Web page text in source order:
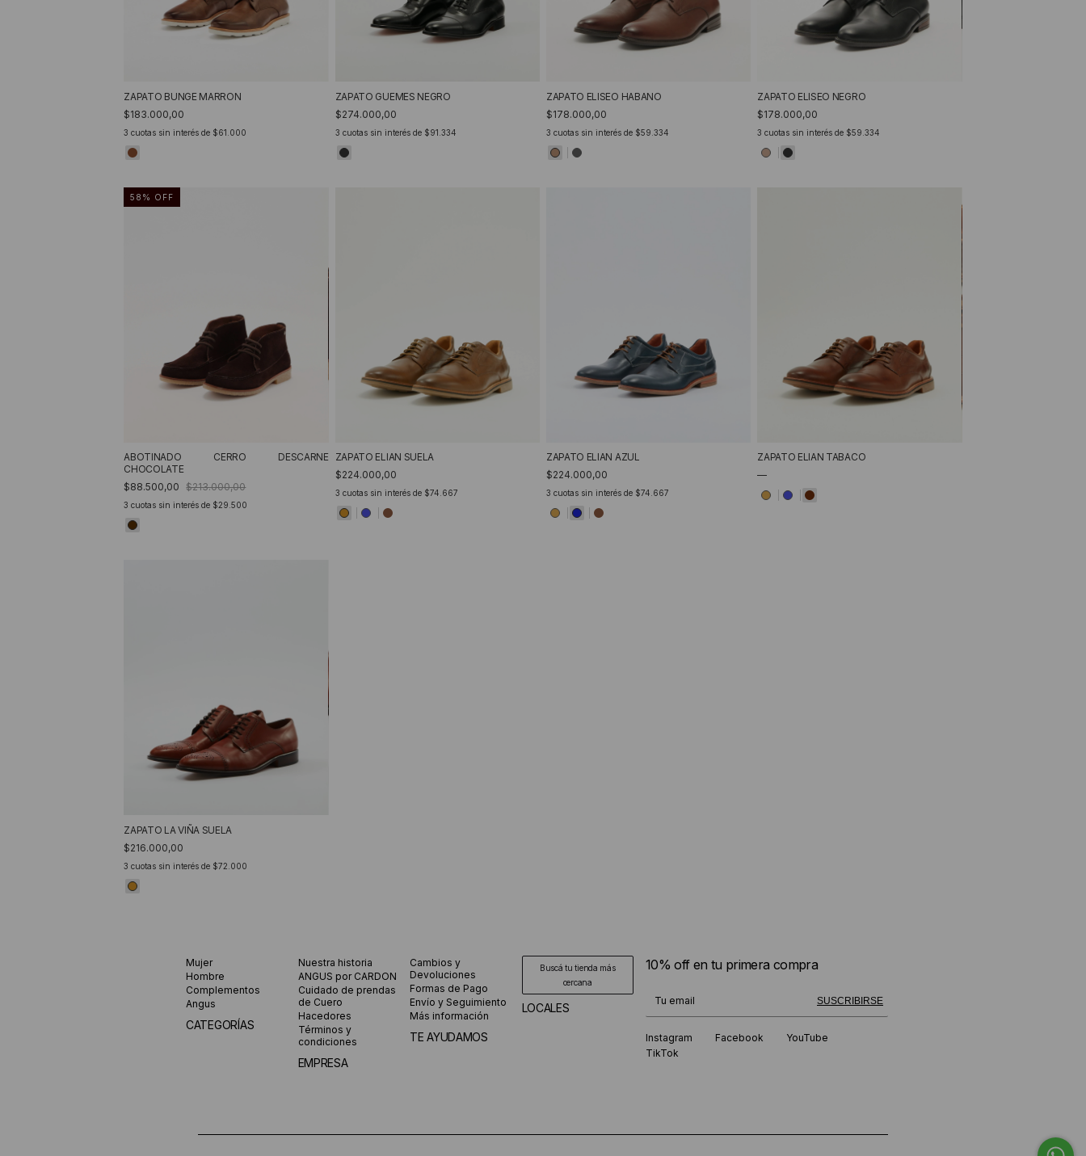
ZAPATO BUNGE MARRON
$183.000,00
3 cuotas sin interés de $61.000
ZAPATO GUEMES NEGRO
$274.000,00
3 cuotas sin interés de $91.334
ZAPATO ELISEO HABANO
$178.000,00
3 cuotas sin interés de $59.334
ZAPATO ELISEO NEGRO
$178.000,00
3 cuotas sin interés de $59.334
58 % OFF
ABOTINADO CERRO DESCARNE
CHOCOLATE
$88.500,00
$213.000,00
3 cuotas sin interés de $29.500
ZAPATO ELIAN SUELA
$224.000,00
3 cuotas sin interés de $74.667
ZAPATO ELIAN AZUL
$224.000,00
3 cuotas sin interés de $74.667
ZAPATO ELIAN TABACO
—
ZAPATO LA VIÑA SUELA
$216.000,00
3 cuotas sin interés de $72.000
Mujer
Hombre
Complementos
Angus
CATEGORÍAS
Nuestra historia
ANGUS por CARDON
Cuidado de prendas
de Cuero
Hacedores
Términos y
condiciones
EMPRESA
Cambios y
Devoluciones
Formas de Pago
Envío y Seguimiento
Más información
TE AYUDAMOS
Buscá tu tienda más
cercana
LOCALES
10% off en tu primera compra
SUSCRIBIRSE
¡Te suscribiste exitosamente!
Instagram Facebook
YouTube
TikTok